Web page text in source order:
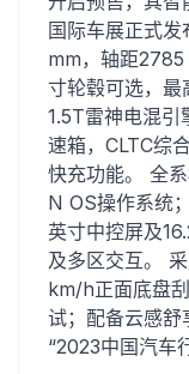
国际车展正式
mm，轴距
寸轮毂可选，
1.5T雷神电混
速箱，CLTC综
快充功能。 全
N OS操作系统
英寸中控屏及
及多区交互。
km/h正面底盘
试；配备云感舒
“2023中国汽车